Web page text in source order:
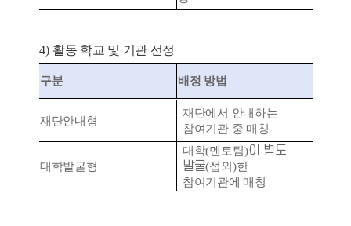
4) 활동 학교 및 기관 선정
구분 배정 방법
재단안내형
재단에서 안내하는
참여기관 중 매칭
대학발굴형
대학(멘토팀)이 별도
발굴(섭외 )한
참여기관에 매칭